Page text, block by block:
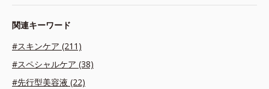
関連キーワード
#スキンケア (211)
#スペシャルケア (38)
#先行型美容液 (22)